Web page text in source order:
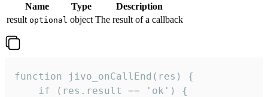
Name Type
Description
result optional object The result of a callback
function jivo_onCallEnd(res) {
    if (res.result == 'ok') {